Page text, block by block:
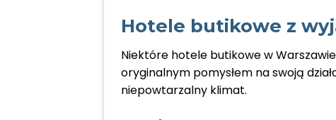
Hotele butikowe z
Niektóre hotele butikowe w
oryginalnym pomysłem na swoją
niepowtarzalny klimat.